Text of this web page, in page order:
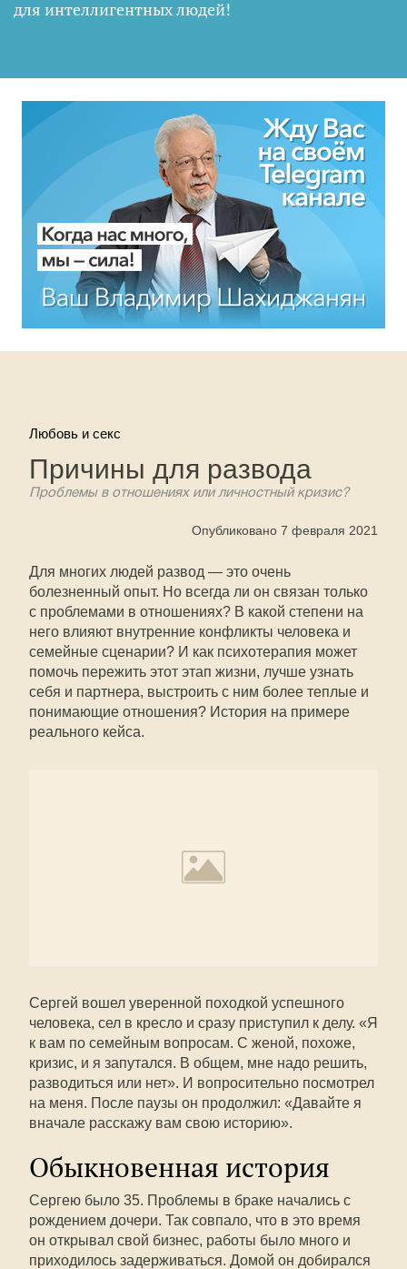
для интеллигентных людей!
Любовь и секс
Причины для развода
Проблемы в отношениях или личностный кризис?
Опубликовано 7 февраля 2021
Для многих людей развод — это очень
болезненный опыт. Но всегда ли он связан только
с проблемами в отношениях? В какой степени на
него влияют внутренние конфликты человека и
семейные сценарии? И как психотерапия может
помочь пережить этот этап жизни, лучше узнать
себя и партнера, выстроить с ним более теплые и
понимающие отношения? История на примере
реального кейса.
Сергей вошел уверенной походкой успешного
человека, сел в кресло и сразу приступил к делу. «Я
к вам по семейным вопросам. С женой, похоже,
кризис, и я запутался. В общем, мне надо решить,
разводиться или нет». И вопросительно посмотрел
на меня. После паузы он продолжил: «Давайте я
вначале расскажу вам свою историю».
Обыкновенная история
Сергею было 35. Проблемы в браке начались с
рождением дочери. Так совпало, что в это время
он открывал свой бизнес, работы было много и
приходилось задерживаться. Домой он добирался